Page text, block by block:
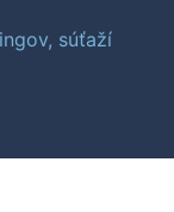
súťaží